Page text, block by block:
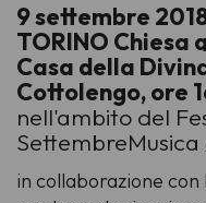
9 settembre
TORINO Chiesa
Casa della
Cottolengo, ore
nell'ambito del
in collaborazione con